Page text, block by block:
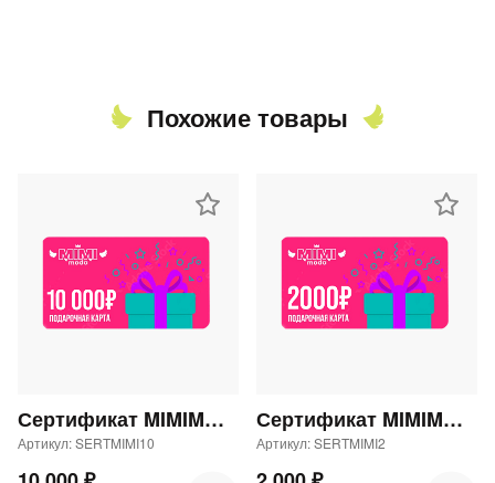
Похожие товары
Сертификат MIMIMODA 10000 р.
Артикул: SERTMIMI10
Сертификат MIMIMODA 2000 р.
Артикул: SERTMIMI2